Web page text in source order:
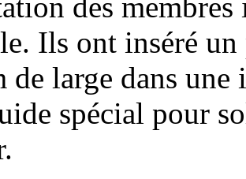
Ils ont inséré
de large dans
spécial pour